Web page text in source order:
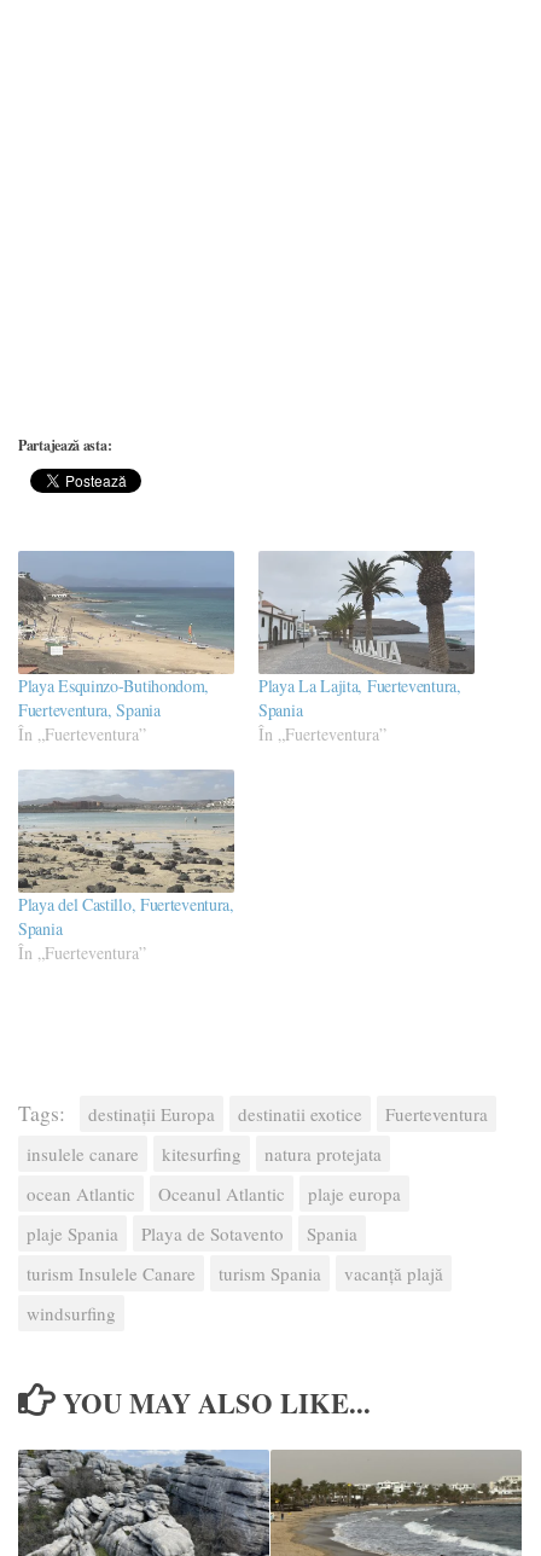
Partajează asta:
Playa Esquinzo-Butihondom,
Fuerteventura, Spania
În „Fuerteventura”
Playa La Lajita, Fuerteventura,
Spania
În „Fuerteventura”
Playa del Castillo, Fuerteventura,
Spania
În „Fuerteventura”
Tags: destinații Europa destinatii exotice
Fuerteventura
insulele canare
kitesurfing
natura protejata
ocean Atlantic
Oceanul Atlantic
plaje europa
plaje Spania
Playa de Sotavento
Spania
turism Insulele Canare
turism Spania
vacanță plajă
windsurfing
YOU MAY ALSO LIKE...